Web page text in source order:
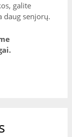
galite
daug senjorų.